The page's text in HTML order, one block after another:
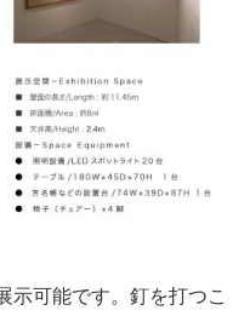
示可能です。釘を打つこ